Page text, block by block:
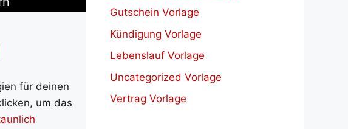
für deinen
um das
Gutschein Vorlage
Kündigung Vorlage
Lebenslauf Vorlage
Uncategorized Vorlage
Vertrag Vorlage